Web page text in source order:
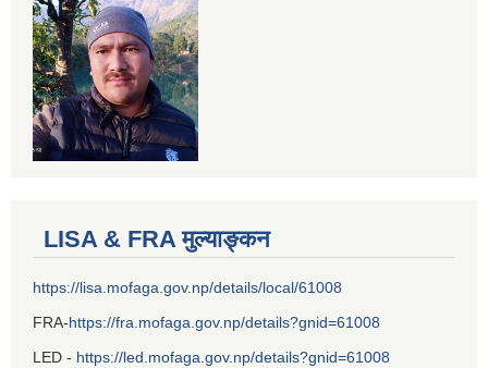
LISA & FRA मुल्याङ्कन
https://lisa.mofaga.gov.np/details/local/61008
FRA-https://fra.mofaga.gov.np/details?gnid=61008
LED - https://led.mofaga.gov.np/details?gnid=61008